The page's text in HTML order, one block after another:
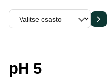
Valitse
osasto
pH 5